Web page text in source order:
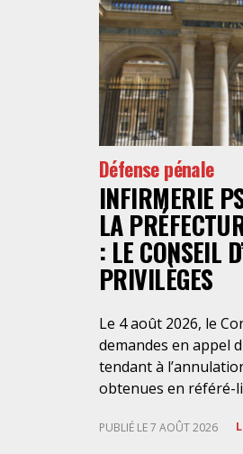
Défense pénale
INFIRMERIE
LA
: LE CONSEIL
PRIVILÈGES
Le 4 août 2026, le
demandes en appel
tendant à
obtenues en référé-
Psychiatrie. Cette
PUBLIÉ LE 7 AOÛT 2026